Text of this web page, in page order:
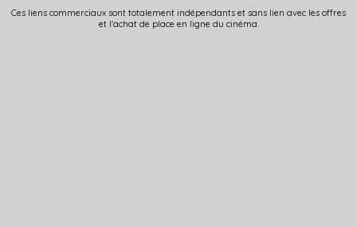
Ces liens commerciaux sont totalement indépendants et sans lien avec les offres
et l'achat de place en ligne du cinéma.